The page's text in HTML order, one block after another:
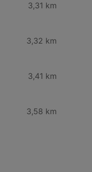
3,31 km
3,32 km
3,41 km
3,58 km